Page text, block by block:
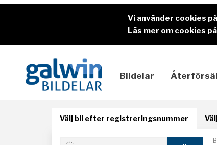
Vi använder cookies
Läs mer om cookies
Bildelar
Välj bil efter registreringsnummer